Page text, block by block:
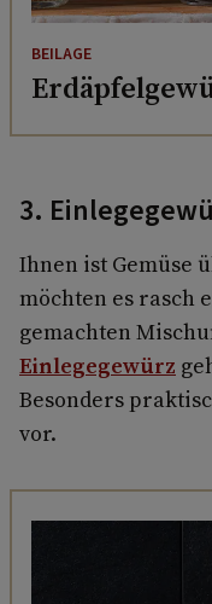
BEILAGE
3.
Ihnen ist Gemüse
möchten es rasch
gemachten
Einlegegewürz
Besonders
vor.